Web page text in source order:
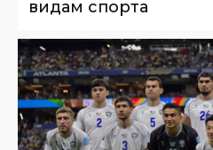
видам спорта